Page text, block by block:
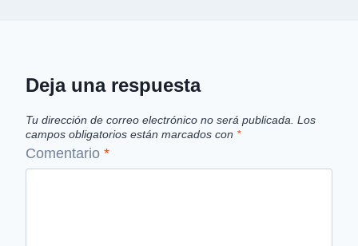
Deja una respuesta
Tu dirección de correo electrónico no será publicada. Los
campos obligatorios están marcados con *
Comentario *